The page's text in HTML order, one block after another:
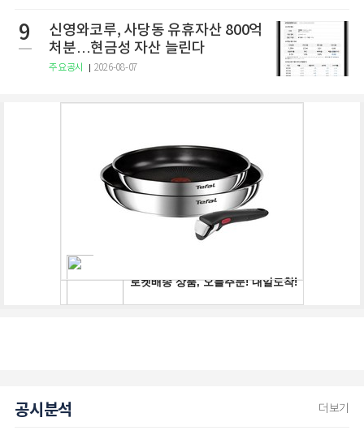
9
신영와코루, 사당동 유휴자산 800억
처분…현금성 자산 늘린다
주요공시 2026-08-07
공시분석 더보기